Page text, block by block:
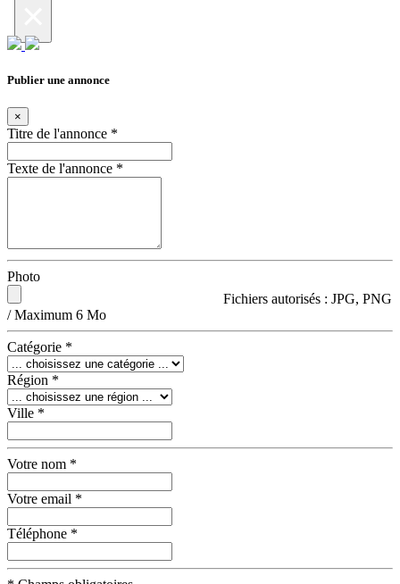
Publier une annonce
×
Titre de l'annonce *
Texte de l'annonce *
Photo
Fichiers autorisés : JPG, PNG
/ Maximum 6 Mo
Catégorie *
Région *
Ville *
Votre nom *
Votre email *
Téléphone *